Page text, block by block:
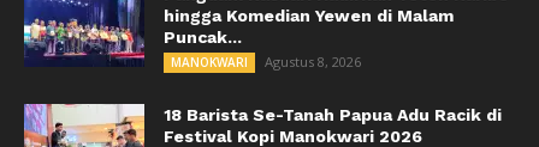
hingga Komedian Yewen di Malam
Puncak...
MANOKWARI Agustus 8, 2026
18 Barista Se-Tanah Papua Adu Racik di
Festival Kopi Manokwari 2026